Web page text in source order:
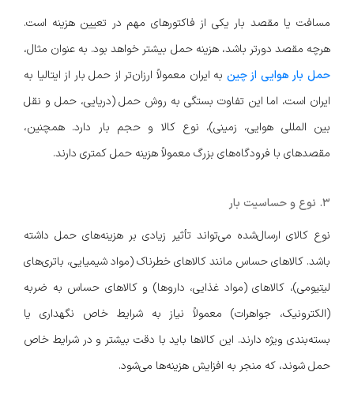
مسافت یا مقصد بار یکی از فاکتورهای مهم در تعیین هزینه است.
هرچه مقصد دورتر باشد، هزینه حمل بیشتر خواهد بود. به عنوان مثال،
حمل بار هوایی از چین به ایران معمولاً ارزان‌تر از حمل بار از ایتالیا به
ایران است، اما این تفاوت بستگی به روش حمل (دریایی، حمل و نقل
بین المللی هوایی، زمینی)، نوع کالا و حجم بار دارد. همچنین،
مقصدهای با فرودگاه‌های بزرگ معمولاً هزینه حمل کمتری دارند.
۳. نوع و حساسیت بار
نوع کالای ارسال‌شده می‌تواند تأثیر زیادی بر هزینه‌های حمل داشته
باشد. کالاهای حساس مانند کالاهای خطرناک (مواد شیمیایی، باتری‌های
لیتیومی)، کالاهای (مواد غذایی، داروها) و کالاهای حساس به ضربه
(الکترونیک، جواهرات) معمولاً نیاز به شرایط خاص نگهداری یا
بسته‌بندی ویژه دارند. این کالاها باید با دقت بیشتر و در شرایط خاص
حمل شوند، که منجر به افزایش هزینه‌ها می‌شود.